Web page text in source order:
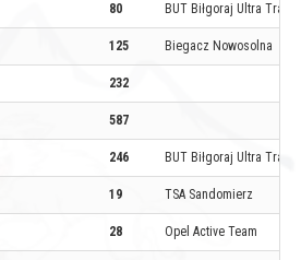
80 BUT Biłgoraj Ultra Trail
125 Biegacz Nowosolna
232
587
246 BUT Biłgoraj Ultra Trail
19 TSA Sandomierz
28 Opel Active Team